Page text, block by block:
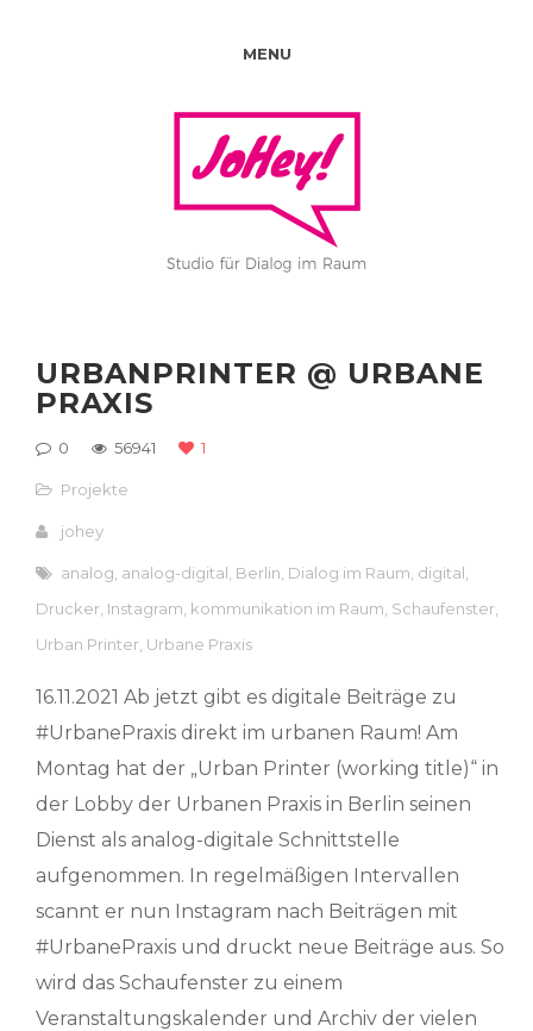
MENU
URBANPRINTER @ URBANE
PRAXIS
0 56941 1
Projekte
johey
analog analog-digital Berlin Dialog im Raum digital
Drucker Instagram kommunikation im Raum Schaufenster
Urban Printer Urbane Praxis
16.11.2021 Ab jetzt gibt es digitale Beiträge zu
#UrbanePraxis direkt im urbanen Raum! Am
Montag hat der „Urban Printer (working title)“ in
der Lobby der Urbanen Praxis in Berlin seinen
Dienst als analog-digitale Schnittstelle
aufgenommen. In regelmäßigen Intervallen
scannt er nun Instagram nach Beiträgen mit
#UrbanePraxis und druckt neue Beiträge aus. So
wird das Schaufenster zu einem
Veranstaltungskalender und Archiv der vielen